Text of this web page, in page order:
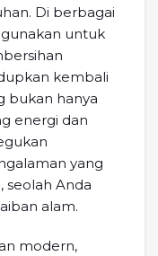
Di berbagai
untuk
kembali
bukan hanya
energi dan
yang
seolah Anda
alam.
modern,